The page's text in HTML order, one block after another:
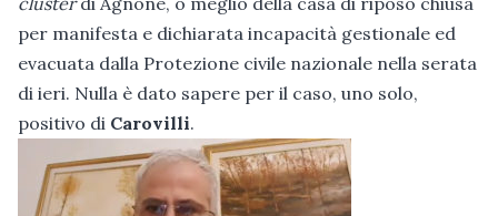
per manifesta e dichiarata incapacità gestionale ed
evacuata dalla Protezione civile nazionale nella serata
di ieri. Nulla è dato sapere per il caso, uno solo,
positivo di Carovilli.